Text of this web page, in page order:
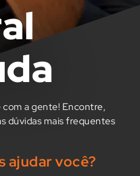
com a gente! Encontre,
dúvidas mais frequentes
ajudar você?